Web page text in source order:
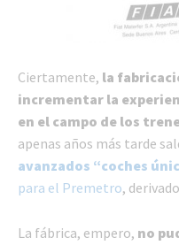
Ciertamente, la
incrementar la
en el campo de los
apenas años más tarde
avanzados “coches
para el Premetro,
La fábrica, empero, no